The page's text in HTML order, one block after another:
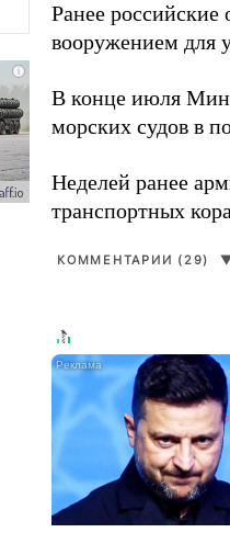
Ранее российские
вооружением для
В конце июля
морских судов в
Неделей ранее
транспортных
КОММЕНТАРИИ (29)